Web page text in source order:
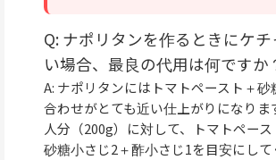
Q: ナポリタンを作るときにケ
い場合、最良の代用は何ですか
A: ナポリタンにはトマトペースト＋砂
合わせがとても近い仕上がりになりま
人分（200g）に対して、トマトペー
砂糖小さじ2＋酢小さじ1を目安にし